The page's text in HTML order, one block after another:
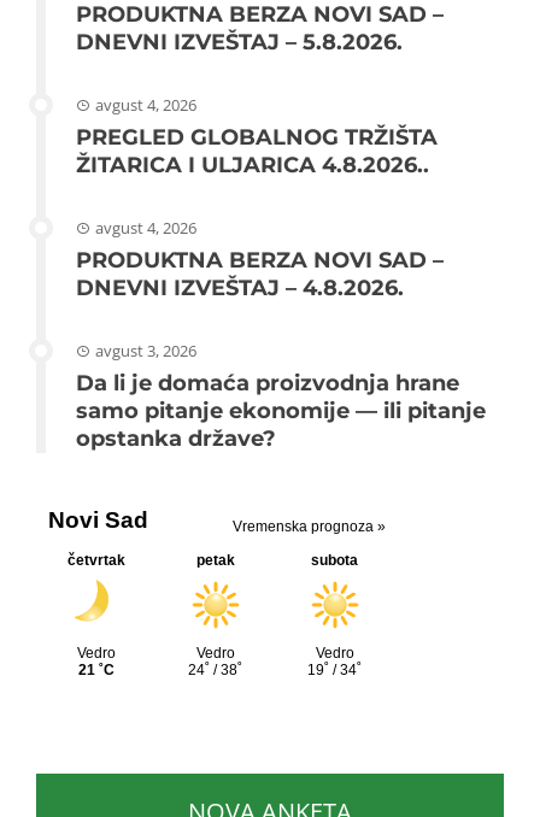
PRODUKTNA BERZA NOVI SAD –
DNEVNI IZVEŠTAJ – 5.8.2026.
avgust 4, 2026
PREGLED GLOBALNOG TRŽIŠTA
ŽITARICA I ULJARICA 4.8.2026..
avgust 4, 2026
PRODUKTNA BERZA NOVI SAD –
DNEVNI IZVEŠTAJ – 4.8.2026.
avgust 3, 2026
Da li je domaća proizvodnja hrane
samo pitanje ekonomije — ili pitanje
opstanka države?